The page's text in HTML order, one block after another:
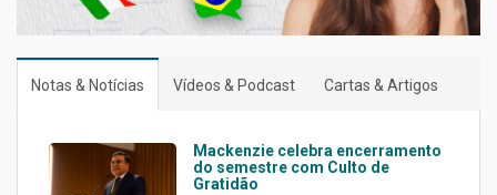
Notas & Notícias Vídeos & Podcast Cartas & Artigos
Mackenzie celebra encerramento
do semestre com Culto de
Gratidão